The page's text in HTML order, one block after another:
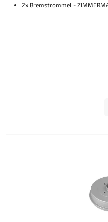
2x Bremstrommel -